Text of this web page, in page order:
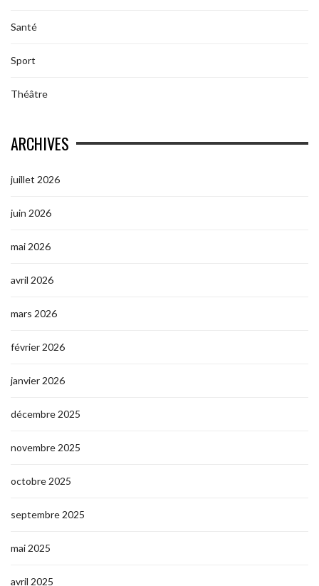
Santé
Sport
Théâtre
ARCHIVES
juillet 2026
juin 2026
mai 2026
avril 2026
mars 2026
février 2026
janvier 2026
décembre 2025
novembre 2025
octobre 2025
septembre 2025
mai 2025
avril 2025